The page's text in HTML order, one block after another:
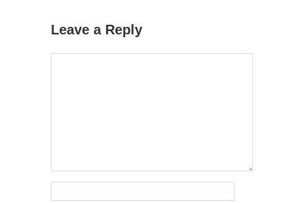
Leave a Reply